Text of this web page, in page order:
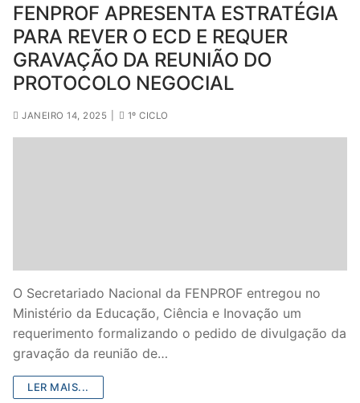
FENPROF APRESENTA ESTRATÉGIA
PARA REVER O ECD E REQUER
GRAVAÇÃO DA REUNIÃO DO
PROTOCOLO NEGOCIAL
JANEIRO 14, 2025 1º CICLO
O Secretariado Nacional da FENPROF entregou no
Ministério da Educação, Ciência e Inovação um
requerimento formalizando o pedido de divulgação da
gravação da reunião de…
LER MAIS...